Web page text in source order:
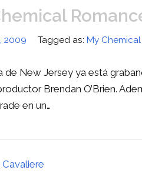
2009 Tagged as:My
de New Jersey ya está
Brendan O’Brien.
en un…